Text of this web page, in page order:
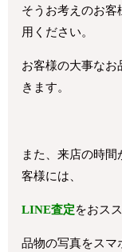
そうお考えのお客
用ください。
お客様の大事なお
きます。
また、来店の時
客様には、
LINE査定をおス
品物の写真をスマ